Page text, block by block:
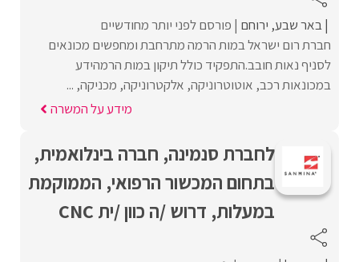
באר שבע ירוחם פורסם לפני יותר מחודשיים
חברת רום ישראל במות הרמה מתרחבת ומחפשים מכונאים
לסניף נאות חובב.התפקיד כולל תיקון במות הרמהידע
במכונאות רכב, אוטוטרוניקה, אלקטרוניקה, מכניקה, ...
מידע על המשרה
לחברת סנמינה, חברה בינלואמית,
בתחום המכשור הרפואי, הממוקמת
במעלות, דרוש /ה כוון /ית CNC